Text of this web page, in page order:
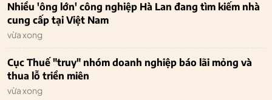
Nhiều 'ông lớn' công nghiệp Hà Lan đang tìm kiếm nhà
cung cấp tại Việt Nam
vừa xong
Cục Thuế "truy" nhóm doanh nghiệp báo lãi mỏng và
thua lỗ triền miên
vừa xong